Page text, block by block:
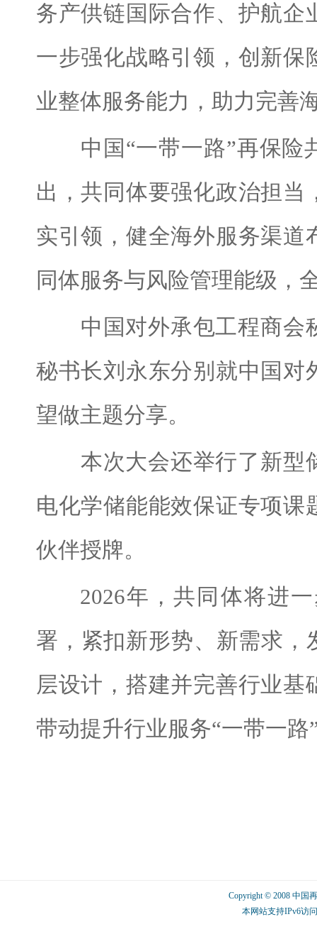
务产供链国际合作、护航企
一步强化战略引领，创新保
业整体服务能力，助力完善
中国“一带一路”再保险
出，共同体要强化政治担
实引领，健全海外服务渠道
同体服务与风险管理能级，
中国对外承包工程商会
秘书长刘永东分别就中国对
望做主题分享。
本次大会还举行了新型
电化学储能能效保证专项
伙伴授牌。
2026年，共同体将进一
署，紧扣新形势、新需求，
层设计，搭建并完善行业
带动提升行业服务“一带一路
Copyright © 2008 中国
本网站支持IPv6访